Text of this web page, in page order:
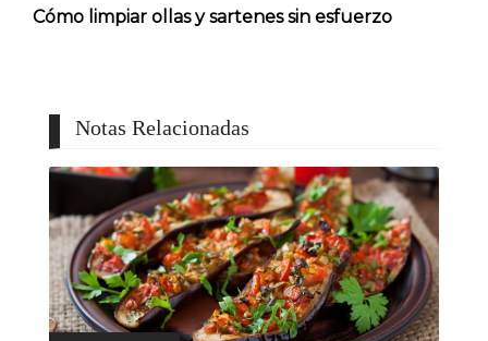
Cómo limpiar ollas y sartenes sin esfuerzo
Notas Relacionadas